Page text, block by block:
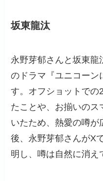
坂東龍汰
永野芽郁さんと坂東龍
のドラマ『ユニコーン
す。オフショットでの
たことや、お揃いのス
いたため、熱愛の噂
後、永野芽郁さんがX
明し、噂は自然に消え